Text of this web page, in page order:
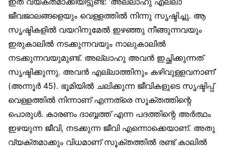
ജീവജാലങ്ങളെയും വെള്ളത്തിൽ നിന്നു സൃഷ്ടിച്ചു. ആ
സൃഷ്ടികളിൽ വയറിനുമേൽ ഇഴഞ്ഞു നീങ്ങുന്നവയും
ഇരുകാലിൽ നടക്കുന്നവയും നാലുകാലിൽ
നടക്കുന്നവയുമുണ്ട്. അല്ലാഹു അവൻ ഇച്ഛിക്കുന്നത്
സൃഷ്ടിക്കുന്നു. അവൻ എല്ലാത്തിനും കഴിവുള്ളവനാണ്’
(അന്നൂർ 45). ഭൂമിയിൽ ചലിക്കുന്ന ജീവികളുടെ സൃഷ്ടിപ്പ്
വെള്ളത്തിൽ നിന്നാണ് എന്നത്രെ സൂക്തത്തിന്റെ
പൊരുൾ. കാരണം ദാബ്ബത്ത് എന്ന പദത്തിന്റെ അർത്ഥം
ഇഴയുന്ന ജീവി, നടക്കുന്ന ജീവി എന്നൊക്കെയാണ്. അതു
വ്യക്തമാക്കും വിധമാണ് സൂക്തത്തിൽ രണ്ട് കാലിൽ